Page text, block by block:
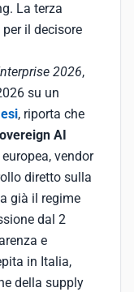
La terza
il decisore
2026,
su un
, riporta che
AI
vendor
diretto sulla
già il regime
dal 2
e
in Italia,
della supply